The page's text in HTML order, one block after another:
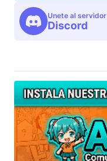
Unete al servidor
Discord